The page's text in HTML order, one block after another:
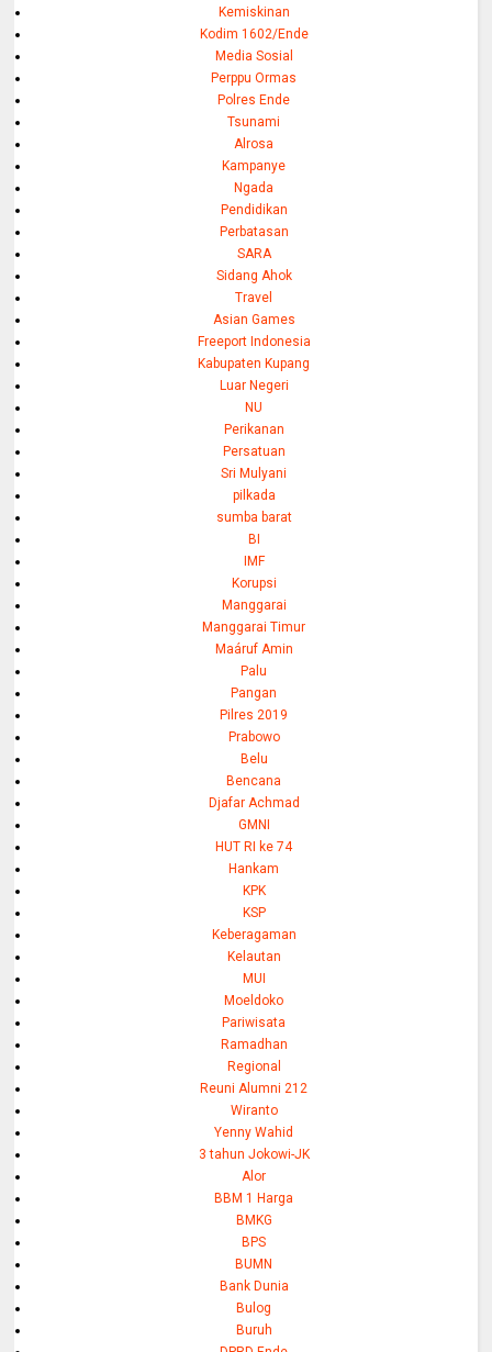
Kemiskinan
Kodim 1602/Ende
Media Sosial
Perppu Ormas
Polres Ende
Tsunami
Alrosa
Kampanye
Ngada
Pendidikan
Perbatasan
SARA
Sidang Ahok
Travel
Asian Games
Freeport Indonesia
Kabupaten Kupang
Luar Negeri
NU
Perikanan
Persatuan
Sri Mulyani
pilkada
sumba barat
BI
IMF
Korupsi
Manggarai
Manggarai Timur
Maáruf Amin
Palu
Pangan
Pilres 2019
Prabowo
Belu
Bencana
Djafar Achmad
GMNI
HUT RI ke 74
Hankam
KPK
KSP
Keberagaman
Kelautan
MUI
Moeldoko
Pariwisata
Ramadhan
Regional
Reuni Alumni 212
Wiranto
Yenny Wahid
3 tahun Jokowi-JK
Alor
BBM 1 Harga
BMKG
BPS
BUMN
Bank Dunia
Bulog
Buruh